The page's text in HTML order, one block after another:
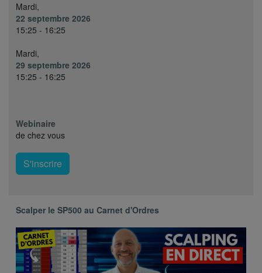
Mardi,
22 septembre 2026
15:25 - 16:25
Mardi,
29 septembre 2026
15:25 - 16:25
Webinaire
de chez vous
S'inscrire
Scalper le SP500 au Carnet d'Ordres